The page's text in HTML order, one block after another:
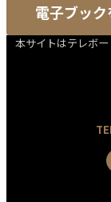
電子ブッ
本サイトはテレボ